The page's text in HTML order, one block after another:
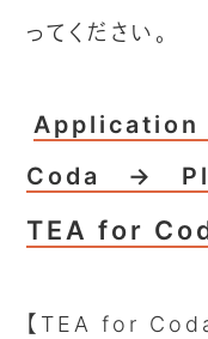
ってください。
Coda →
TEA for
【TEA for